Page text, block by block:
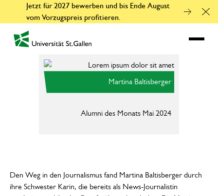
Jetzt für 2027 bewerben und bis Ende August
vom Vorzugspreis profitieren.
zur Startseite
Martina Baltisberger
Alumni des Monats Mai 2024
Den Weg in den Journalismus fand Martina Baltisberger durch
ihre Schwester Karin, die bereits als News-Journalistin